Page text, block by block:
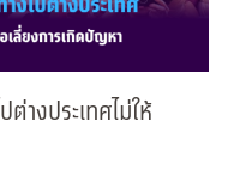
างประเทศไม่ให้